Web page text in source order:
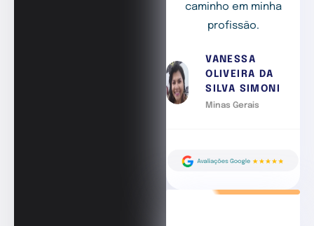
caminho em minha
profissão.
VANESSA
OLIVEIRA DA
SILVA SIMONI
Minas Gerais